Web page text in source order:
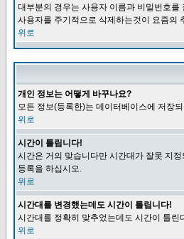
대부분의 경우는 사용자 이름과 비밀번호
사용자를 주기적으로 삭제하는것이 요즘의
위로
개인 정보는 어떻게 바꾸나요?
모든 정보(등록한)는 데이터베이스에 저장
위로
시간이 틀립니다!
시간은 거의 맞습니다만 시간대가 잘못 지
등록을 하십시오.
위로
시간대를 변경했는데도 시간이 틀립니다!
시간대를 정확히 맞추었는데도 시간이 틀
위로